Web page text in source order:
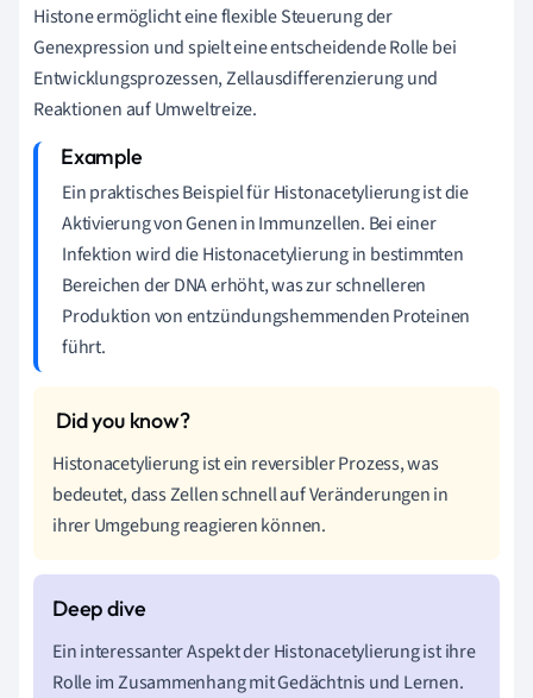
Histone ermöglicht eine flexible Steuerung der
Genexpression und spielt eine entscheidende Rolle bei
Entwicklungsprozessen, Zellausdifferenzierung und
Reaktionen auf Umweltreize.
Ein praktisches Beispiel für Histonacetylierung ist die
Aktivierung von Genen in Immunzellen. Bei einer
Infektion wird die Histonacetylierung in bestimmten
Bereichen der DNA erhöht, was zur schnelleren
Produktion von entzündungshemmenden Proteinen
führt.
Histonacetylierung ist ein reversibler Prozess, was
bedeutet, dass Zellen schnell auf Veränderungen in
ihrer Umgebung reagieren können.
Ein interessanter Aspekt der Histonacetylierung ist ihre
Rolle im Zusammenhang mit Gedächtnis und Lernen.